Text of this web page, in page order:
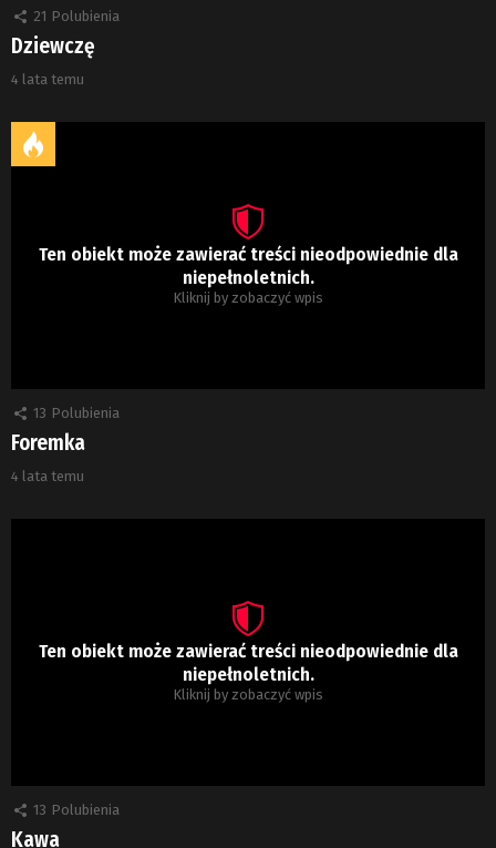
21 Polubienia
Dziewczę
4 lata temu
Ten obiekt może zawierać treści nieodpowiednie dla
niepełnoletnich.
Kliknij by zobaczyć wpis
13 Polubienia
Foremka
4 lata temu
Ten obiekt może zawierać treści nieodpowiednie dla
niepełnoletnich.
Kliknij by zobaczyć wpis
13 Polubienia
Kawa